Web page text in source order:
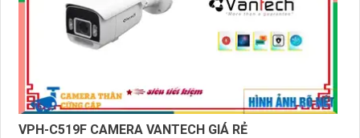
VPH-C519F CAMERA VANTECH GIÁ RẺ